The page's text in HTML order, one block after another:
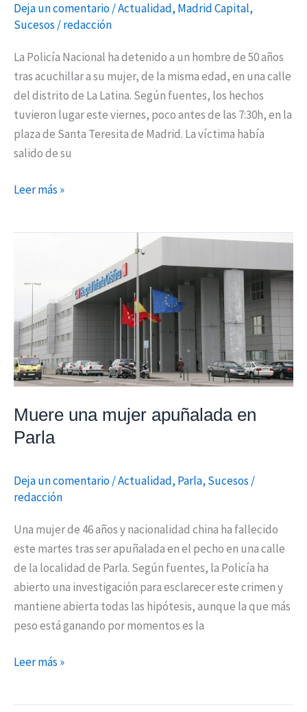
Deja un comentario/Actualidad, Madrid Capital,
Sucesos /redacción
La Policía Nacional ha detenido a un hombre de 50 años
tras acuchillar a su mujer, de la misma edad, en una calle
del distrito de La Latina. Según fuentes, los hechos
tuvieron lugar este viernes, poco antes de las 7:30h, en la
plaza de Santa Teresita de Madrid. La víctima había
salido de su
Leer más »
Muere una mujer apuñalada en
Parla
Deja un comentario/Actualidad, Parla, Sucesos /
redacción
Una mujer de 46 años y nacionalidad china ha fallecido
este martes tras ser apuñalada en el pecho en una calle
de la localidad de Parla. Según fuentes, la Policía ha
abierto una investigación para esclarecer este crimen y
mantiene abierta todas las hipótesis, aunque la que más
peso está ganando por momentos es la
mujer
apuñalada
en
Parla
Leer más »